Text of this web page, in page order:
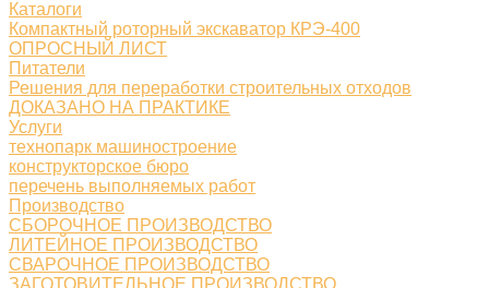
Каталоги
Компактный роторный экскаватор КРЭ-400
ОПРОСНЫЙ ЛИСТ
Питатели
Решения для переработки строительных отходов
ДОКАЗАНО НА ПРАКТИКЕ
Услуги
технопарк машиностроение
конструкторское бюро
перечень выполняемых работ
Производство
СБОРОЧНОЕ ПРОИЗВОДСТВО
ЛИТЕЙНОЕ ПРОИЗВОДСТВО
СВАРОЧНОЕ ПРОИЗВОДСТВО
ЗАГОТОВИТЕЛЬНОЕ ПРОИЗВОДСТВО